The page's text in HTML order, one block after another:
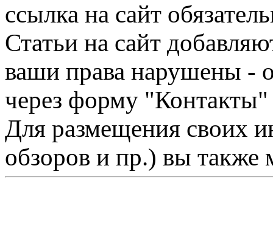
ссылка на сайт
Статьи на сайт
ваши права нарушены -
через форму "Контакты"
Для размещения своих
обзоров и пр.) вы также